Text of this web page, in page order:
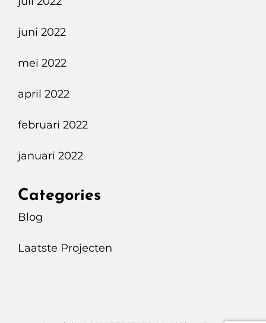
juni 2022
mei 2022
april 2022
februari 2022
januari 2022
Categories
Blog
Laatste Projecten